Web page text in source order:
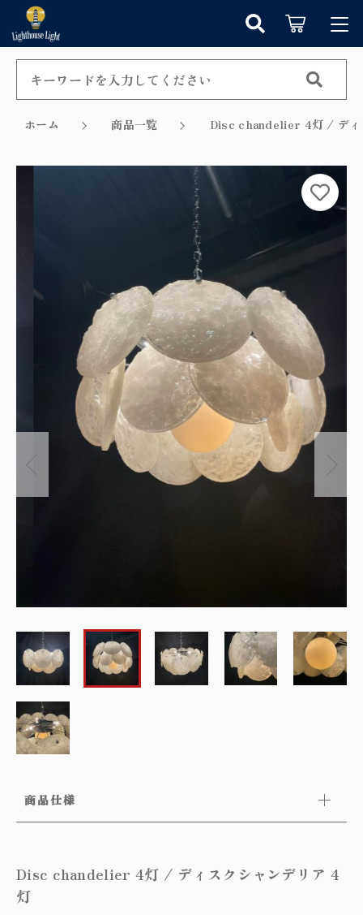
ホーム 商品一覧 Disc chandelier 4灯 / ディ
商品仕様
Disc chandelier 4灯 / ディスクシャンデリア 4
灯
カートに商品を追加しました
ショッピングを続ける
カートを確認する
ログイン / 会員登録
お知らせ
お気に入り
セール商品から探す
取付方法／取付事例／修理事例
Lighthouse Lightについて
お問い合わせ
ペンダントライト
テーブルランプ
ウォールランプ
フロアランプ
オリジナルランプ
フィンスタイル
アンティーク小物/家具
キーワード検索
～
在庫あり セール
並び順